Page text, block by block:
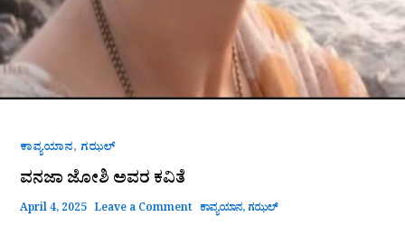
ಕಾವ್ಯಯಾನ, ಗಝಲ್
ವನಜಾ ಜೋಶಿ ಅವರ ಕವಿತೆ
April 4, 2025 Leave a Comment ಕಾವ್ಯಯಾನ, ಗಝಲ್